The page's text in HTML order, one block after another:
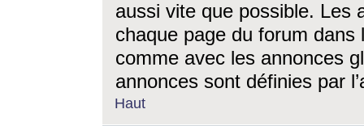
aussi vite que possible. Les
chaque page du forum dans
comme avec les annonces
annonces sont définies par
Haut